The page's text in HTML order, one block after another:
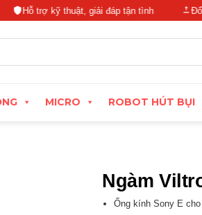
trợ kỹ thuật, giải đáp tận tình Đổi trả
MICRO ROBOT HÚT BỤI
Ngàm
Ống kính Sony E